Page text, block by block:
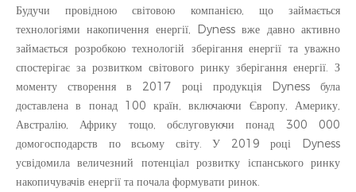
Будучи провідною світовою компанією, що займається
технологіями накопичення енергії, Dyness вже давно активно
займається розробкою технологій зберігання енергії та уважно
спостерігає за розвитком світового ринку зберігання енергії. З
моменту створення в 2017 році продукція Dyness була
доставлена в понад 100 країн, включаючи Європу, Америку,
Австралію, Африку тощо, обслуговуючи понад 300 000
домогосподарств по всьому світу. У 2019 році Dyness
усвідомила величезний потенціал розвитку іспанського ринку
накопичувачів енергії та почала формувати ринок.